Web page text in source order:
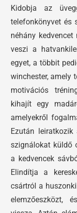
Kidobja az
telefonkönyvet és
néhány
veszi a
egyet, a többit
winchester, amely
motivációs
kihajít egy
amelyekről
Ezután
szignálokat küldő
a kedvencek
Elindítja a
csártról a
elemzőeszközt,